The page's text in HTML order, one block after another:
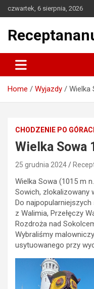
to
czwartek, 6 sierpnia, 2026
Home Wyjazdy Wielka
CHODZENIE PO
Wielka Sowa
25 grudnia 2024
Wielka Sowa (1015 m
Sowich, zlokalizowany
Do
z Walimia, Przełęczy
Rozdroża nad
Wybraliśmy
usytuowanego przy